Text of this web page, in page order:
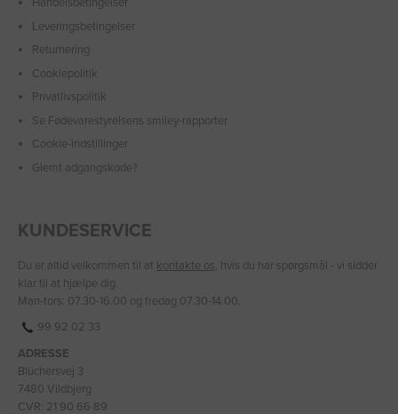
Leveringsbetingelser
Returnering
Cookiepolitik
Privatlivspolitik
Se Fødevarestyrelsens smiley-rapporter
Cookie-indstillinger
Glemt adgangskode?
KUNDESERVICE
Du er altid velkommen til at kontakte os, hvis du har spørgsmål - vi sidder
klar til at hjælpe dig.
Man-tors: 07.30-16.00 og fredag 07.30-14.00.
99 92 02 33
ADRESSE
Blüchersvej 3
7480 Vildbjerg
CVR: 21 90 66 89